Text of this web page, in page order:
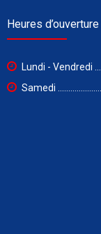
Heures d’ouverture
Lundi - Vendredi
Samedi